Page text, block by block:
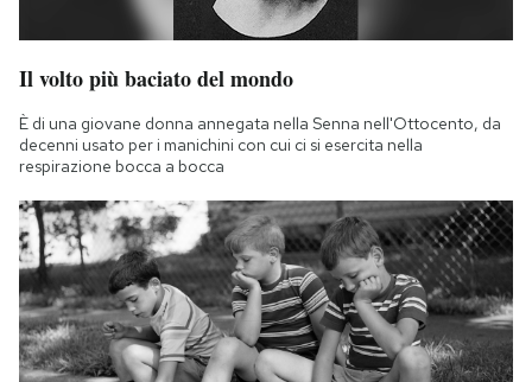
Il volto più baciato del mondo
È di una giovane donna annegata nella Senna nell'Ottocento, da
decenni usato per i manichini con cui ci si esercita nella
respirazione bocca a bocca